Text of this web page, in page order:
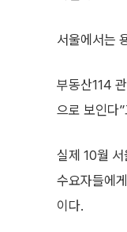
서울에서는
부동산114
으로 보인다
실제 10월
수요자들에
이다.